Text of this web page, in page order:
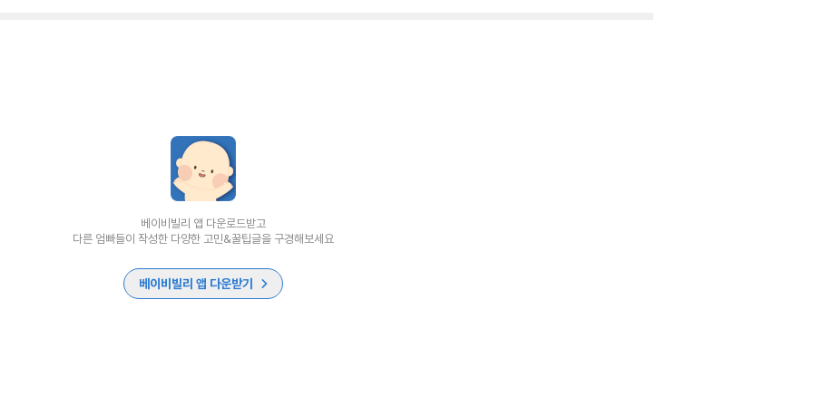
베이비빌리 앱 다운로드받고
다른 엄빠들이 작성한 다양한 고민&꿀팁글을 구경해보세요
베이비빌리 앱 다운받기